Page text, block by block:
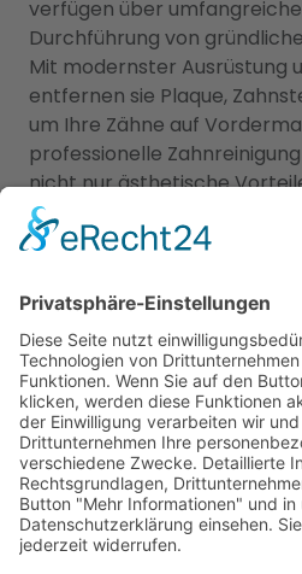
verfügen über
Durchführung von
Mit modernster Ausrüstung
entfernen sie Plaque,
um Ihre Zähne auf
professionelle
nicht nur ästhetische
wichtige gesundheitliche
Entfernung von Plaque und
werden, wodurch Ihre
geschützt wird. Vereinbaren
Termin bei einem Zahnarzt
einer gründlichen
Unsere Plattform hilft Ihnen
Zahnarzt für Ihre Bedürfnisse
mit einem strahlenden
Zähnen in den Tag starten
selbstverständlich auch für
Hannover.